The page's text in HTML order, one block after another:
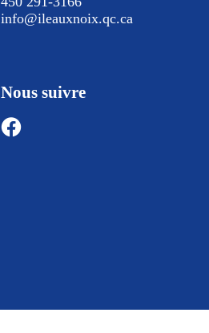
info@ileauxnoix.qc.ca
Nous suivre